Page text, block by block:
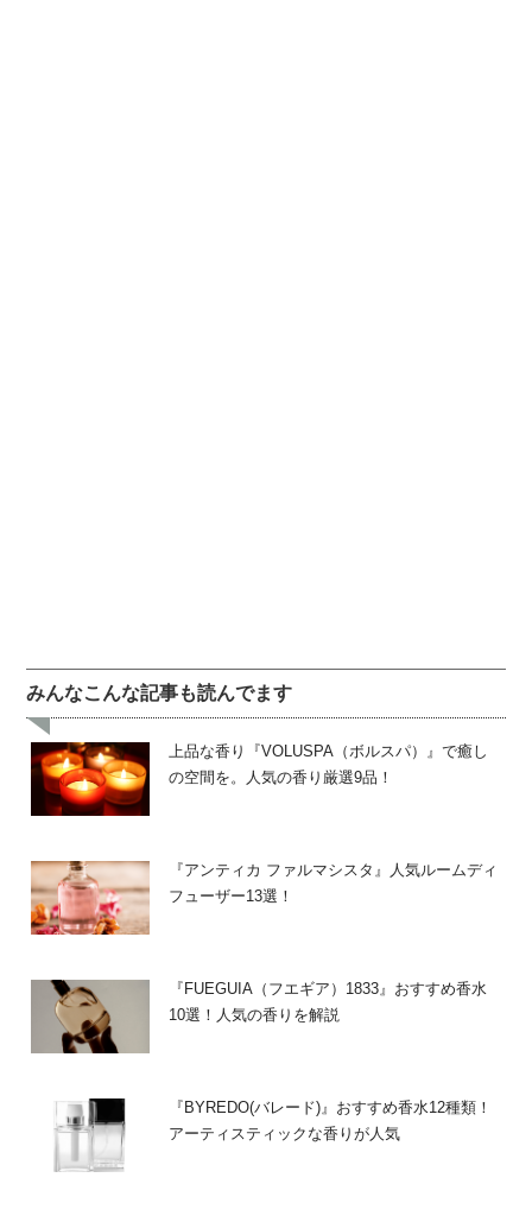
みんなこんな記事も読んでます
上品な香り『VOLUSPA（ボルスパ）』で癒し
の空間を。人気の香り厳選9品！
『アンティカ ファルマシスタ』人気ルームディ
フューザー13選！
『FUEGUIA（フエギア）1833』おすすめ香水
10選！人気の香りを解説
『BYREDO(バレード)』おすすめ香水12種類！
アーティスティックな香りが人気